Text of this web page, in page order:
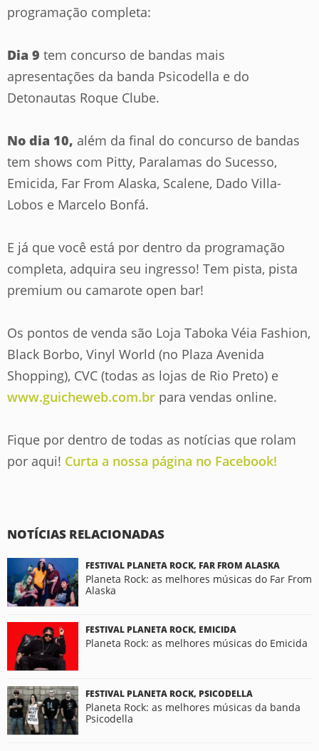
programação completa:
Dia 9 tem concurso de bandas mais
apresentações da banda Psicodella e do
Detonautas Roque Clube.
No dia 10, além da final do concurso de bandas
tem shows com Pitty, Paralamas do Sucesso,
Emicida, Far From Alaska, Scalene, Dado Villa-
Lobos e Marcelo Bonfá.
E já que você está por dentro da programação
completa, adquira seu ingresso! Tem pista, pista
premium ou camarote open bar!
Os pontos de venda são Loja Taboka Véia Fashion,
Black Borbo, Vinyl World (no Plaza Avenida
Shopping), CVC (todas as lojas de Rio Preto) e
www.guicheweb.com.br para vendas online.
Fique por dentro de todas as notícias que rolam
por aqui! Curta a nossa página no Facebook!
NOTÍCIAS RELACIONADAS
FESTIVAL PLANETA ROCK, FAR FROM ALASKA
Planeta Rock: as melhores músicas do Far From
Alaska
FESTIVAL PLANETA ROCK, EMICIDA
Planeta Rock: as melhores músicas do Emicida
FESTIVAL PLANETA ROCK, PSICODELLA
Planeta Rock: as melhores músicas da banda
Psicodella